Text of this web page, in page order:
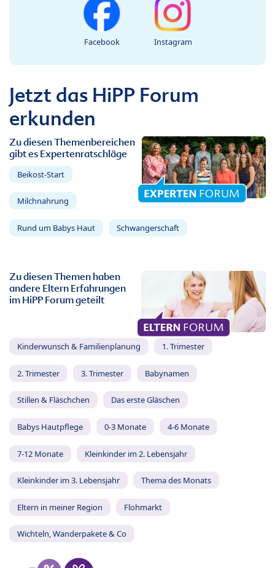
Facebook Instagram
Jetzt das HiPP Forum
erkunden
Zu diesen Themenbereichen
gibt es Expertenratschläge
Beikost-Start
Milchnahrung
Rund um Babys Haut Schwangerschaft
Zu diesen Themen haben
andere Eltern Erfahrungen
im HiPP Forum geteilt
Kinderwunsch & Familienplanung 1. Trimester
2. Trimester 3. Trimester Babynamen
Stillen & Fläschchen Das erste Gläschen
Babys Hautpflege 0-3 Monate 4-6 Monate
7-12 Monate Kleinkinder im 2. Lebensjahr
Kleinkinder im 3. Lebensjahr Thema des Monats
Eltern in meiner Region Flohmarkt
Wichteln, Wanderpakete & Co